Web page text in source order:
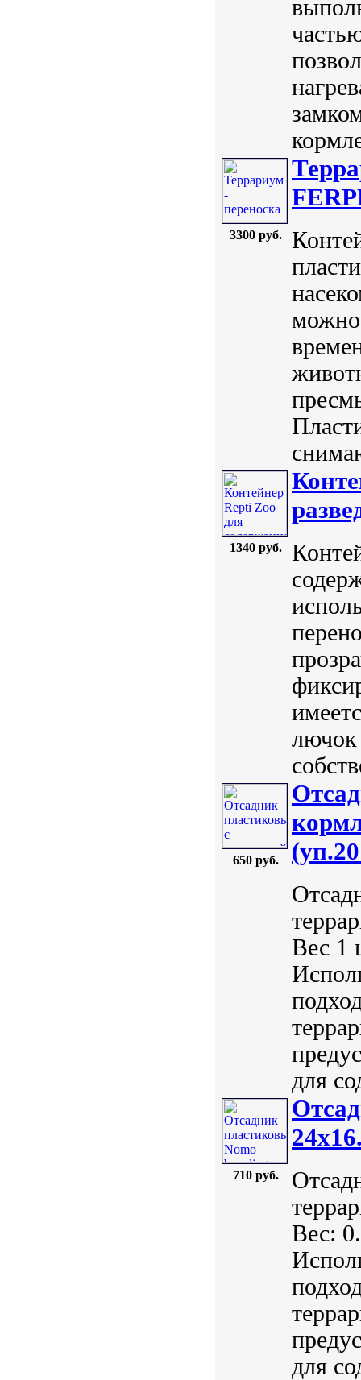
3300 руб.
можно
1340 руб.
лючок
650 руб.
Вес 1
для
710 руб.
Вес:
для